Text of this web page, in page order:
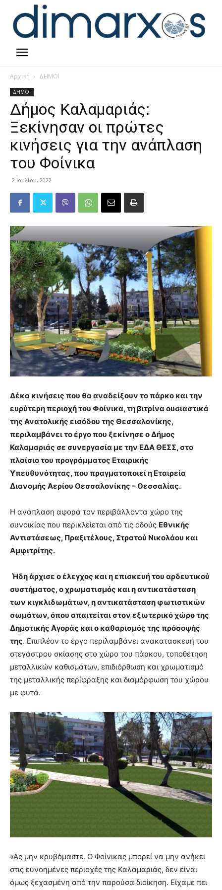
Αρχική ΔΗΜΟΙ
ΔΗΜΟΙ
Δήμος Καλαμαριάς:
Ξεκίνησαν οι πρώτες
κινήσεις για την ανάπλαση
του Φοίνικα
2 Ιουλίου, 2022
Δέκα κινήσεις που θα αναδείξουν το πάρκο και την
ευρύτερη περιοχή του Φοίνικα, τη βιτρίνα ουσιαστικά
της Ανατολικής εισόδου της Θεσσαλονίκης,
περιλαμβάνει το έργο που ξεκίνησε ο Δήμος
Καλαμαριάς σε συνεργασία με την ΕΔΑ ΘΕΣΣ, στο
πλαίσιο του προγράμματος Εταιρικής
Υπευθυνότητας, που πραγματοποιεί η Εταιρεία
Διανομής Αερίου Θεσσαλονίκης – Θεσσαλίας.
Η ανάπλαση αφορά τον περιβάλλοντα χώρο της
συνοικίας που περικλείεται από τις οδούς Εθνικής
Αντιστάσεως, Πραξιτέλους, Στρατού Νικολάου και
Αμφιτρίτης.
Ήδη άρχισε ο έλεγχος και η επισκευή του αρδευτικού
συστήματος, ο χρωματισμός και η αντικατάσταση
των κιγκλιδωμάτων, η αντικατάσταση φωτιστικών
σωμάτων, όπου απαιτείται στον εξωτερικό χώρο της
Δημοτικής Αγοράς και ο καθαρισμός της πρόσοψής
της. Επιπλέον το έργο περιλαμβάνει ανακατασκευή του
στεγάστρου σκίασης στο χώρο του πάρκου, τοποθέτηση
μεταλλικών καθισμάτων, επιδιόρθωση και χρωματισμό
της μεταλλικής περίφραξης και διαμόρφωση του χώρου
με φυτά.
«Ας μην κρυβόμαστε. Ο Φοίνικας μπορεί να μην ανήκει
στις ευνοημένες περιοχές της Καλαμαριάς, δεν είναι
όμως ξεχασμένη από την παρούσα διοίκηση. Είχαμε πει